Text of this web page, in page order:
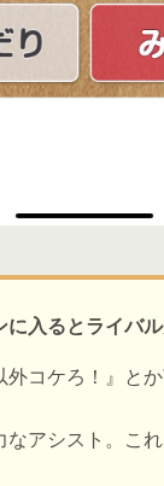
に入るとライバル
外コケろ！』と
なアシスト。こ